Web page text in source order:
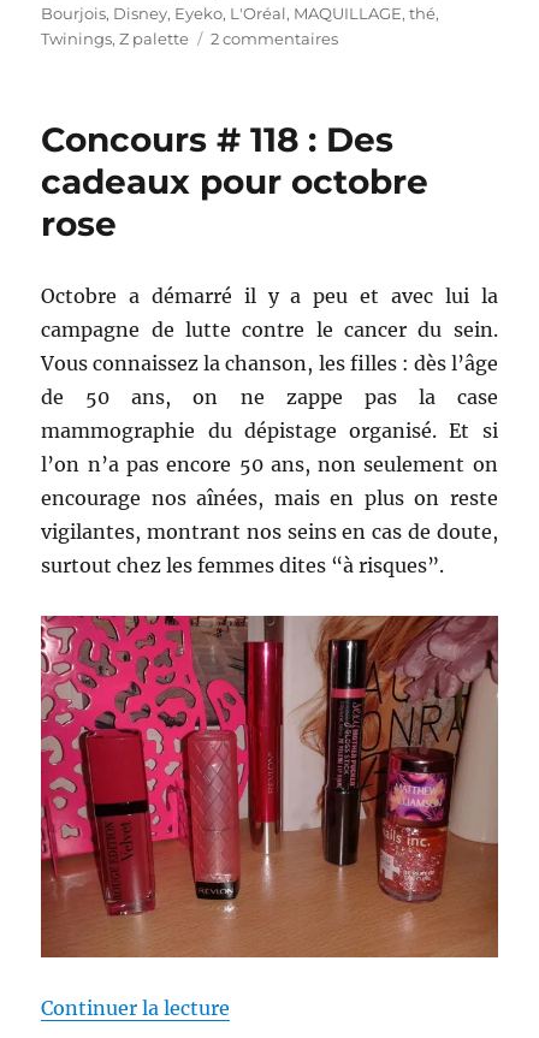
le
Bourjois, Disney, Eyeko, L'Oréal, MAQUILLAGE,thé,
Twinings,Z palette 2 commentairessur
:
Birchbox
thé
Concours # 118 : Des
cadeaux pour octobre
rose
Octobre a démarré il y a peu et avec lui la
campagne de lutte contre le cancer du sein.
Vous connaissez la chanson, les filles : dès l’âge
de 50 ans, on ne zappe pas la case
mammographie du dépistage organisé. Et si
l’on n’a pas encore 50 ans, non seulement on
encourage nos aînées, mais en plus on reste
vigilantes, montrant nos seins en cas de doute,
surtout chez les femmes dites “à risques”.
Continuer la lecture